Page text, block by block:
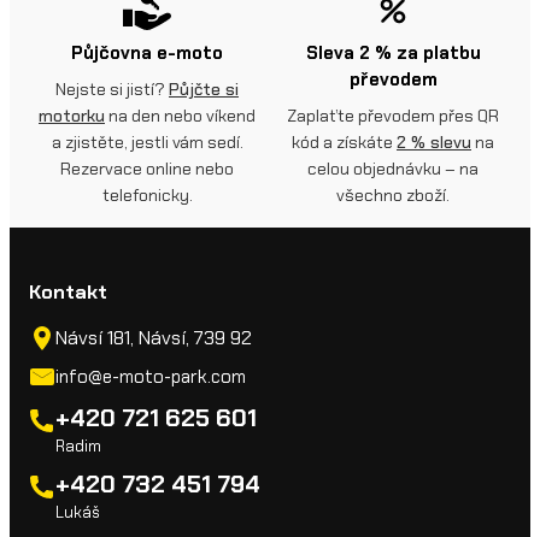
Půjčovna e-moto
Nejste si jistí? Půjčte si
motorku na den nebo víkend
a zjistěte, jestli vám sedí.
Rezervace online nebo
telefonicky.
Sleva 2 % za platbu
převodem
Zaplaťte převodem přes QR
kód a získáte 2 % slevu na
celou objednávku – na
všechno zboží.
Kontakt
Návsí 181, Návsí, 739 92
info@e-moto-park.com
+420 721 625 601
Radim
+420 732 451 794
Lukáš